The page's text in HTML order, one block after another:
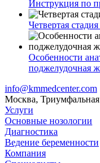
Инструкция по
Четвертая
Особенности
поджелудочная
info@kmmedcenter.com
Москва,
Услуги
Основные нозологии
Диагностика
Ведение беременности
Компания